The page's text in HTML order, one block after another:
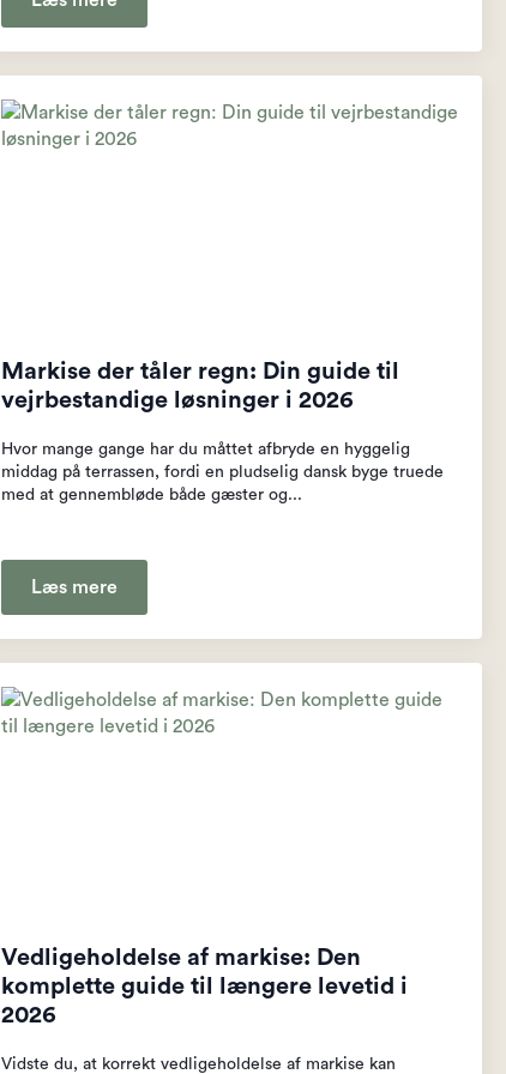
Markise der tåler regn: Din guide til
vejrbestandige løsninger i 2026
Hvor mange gange har du måttet afbryde en hyggelig
middag på terrassen, fordi en pludselig dansk byge truede
med at gennembløde både gæster og...
Læs mere
Vedligeholdelse af markise: Den
komplette guide til længere levetid i
2026
Vidste du, at korrekt vedligeholdelse af markise kan